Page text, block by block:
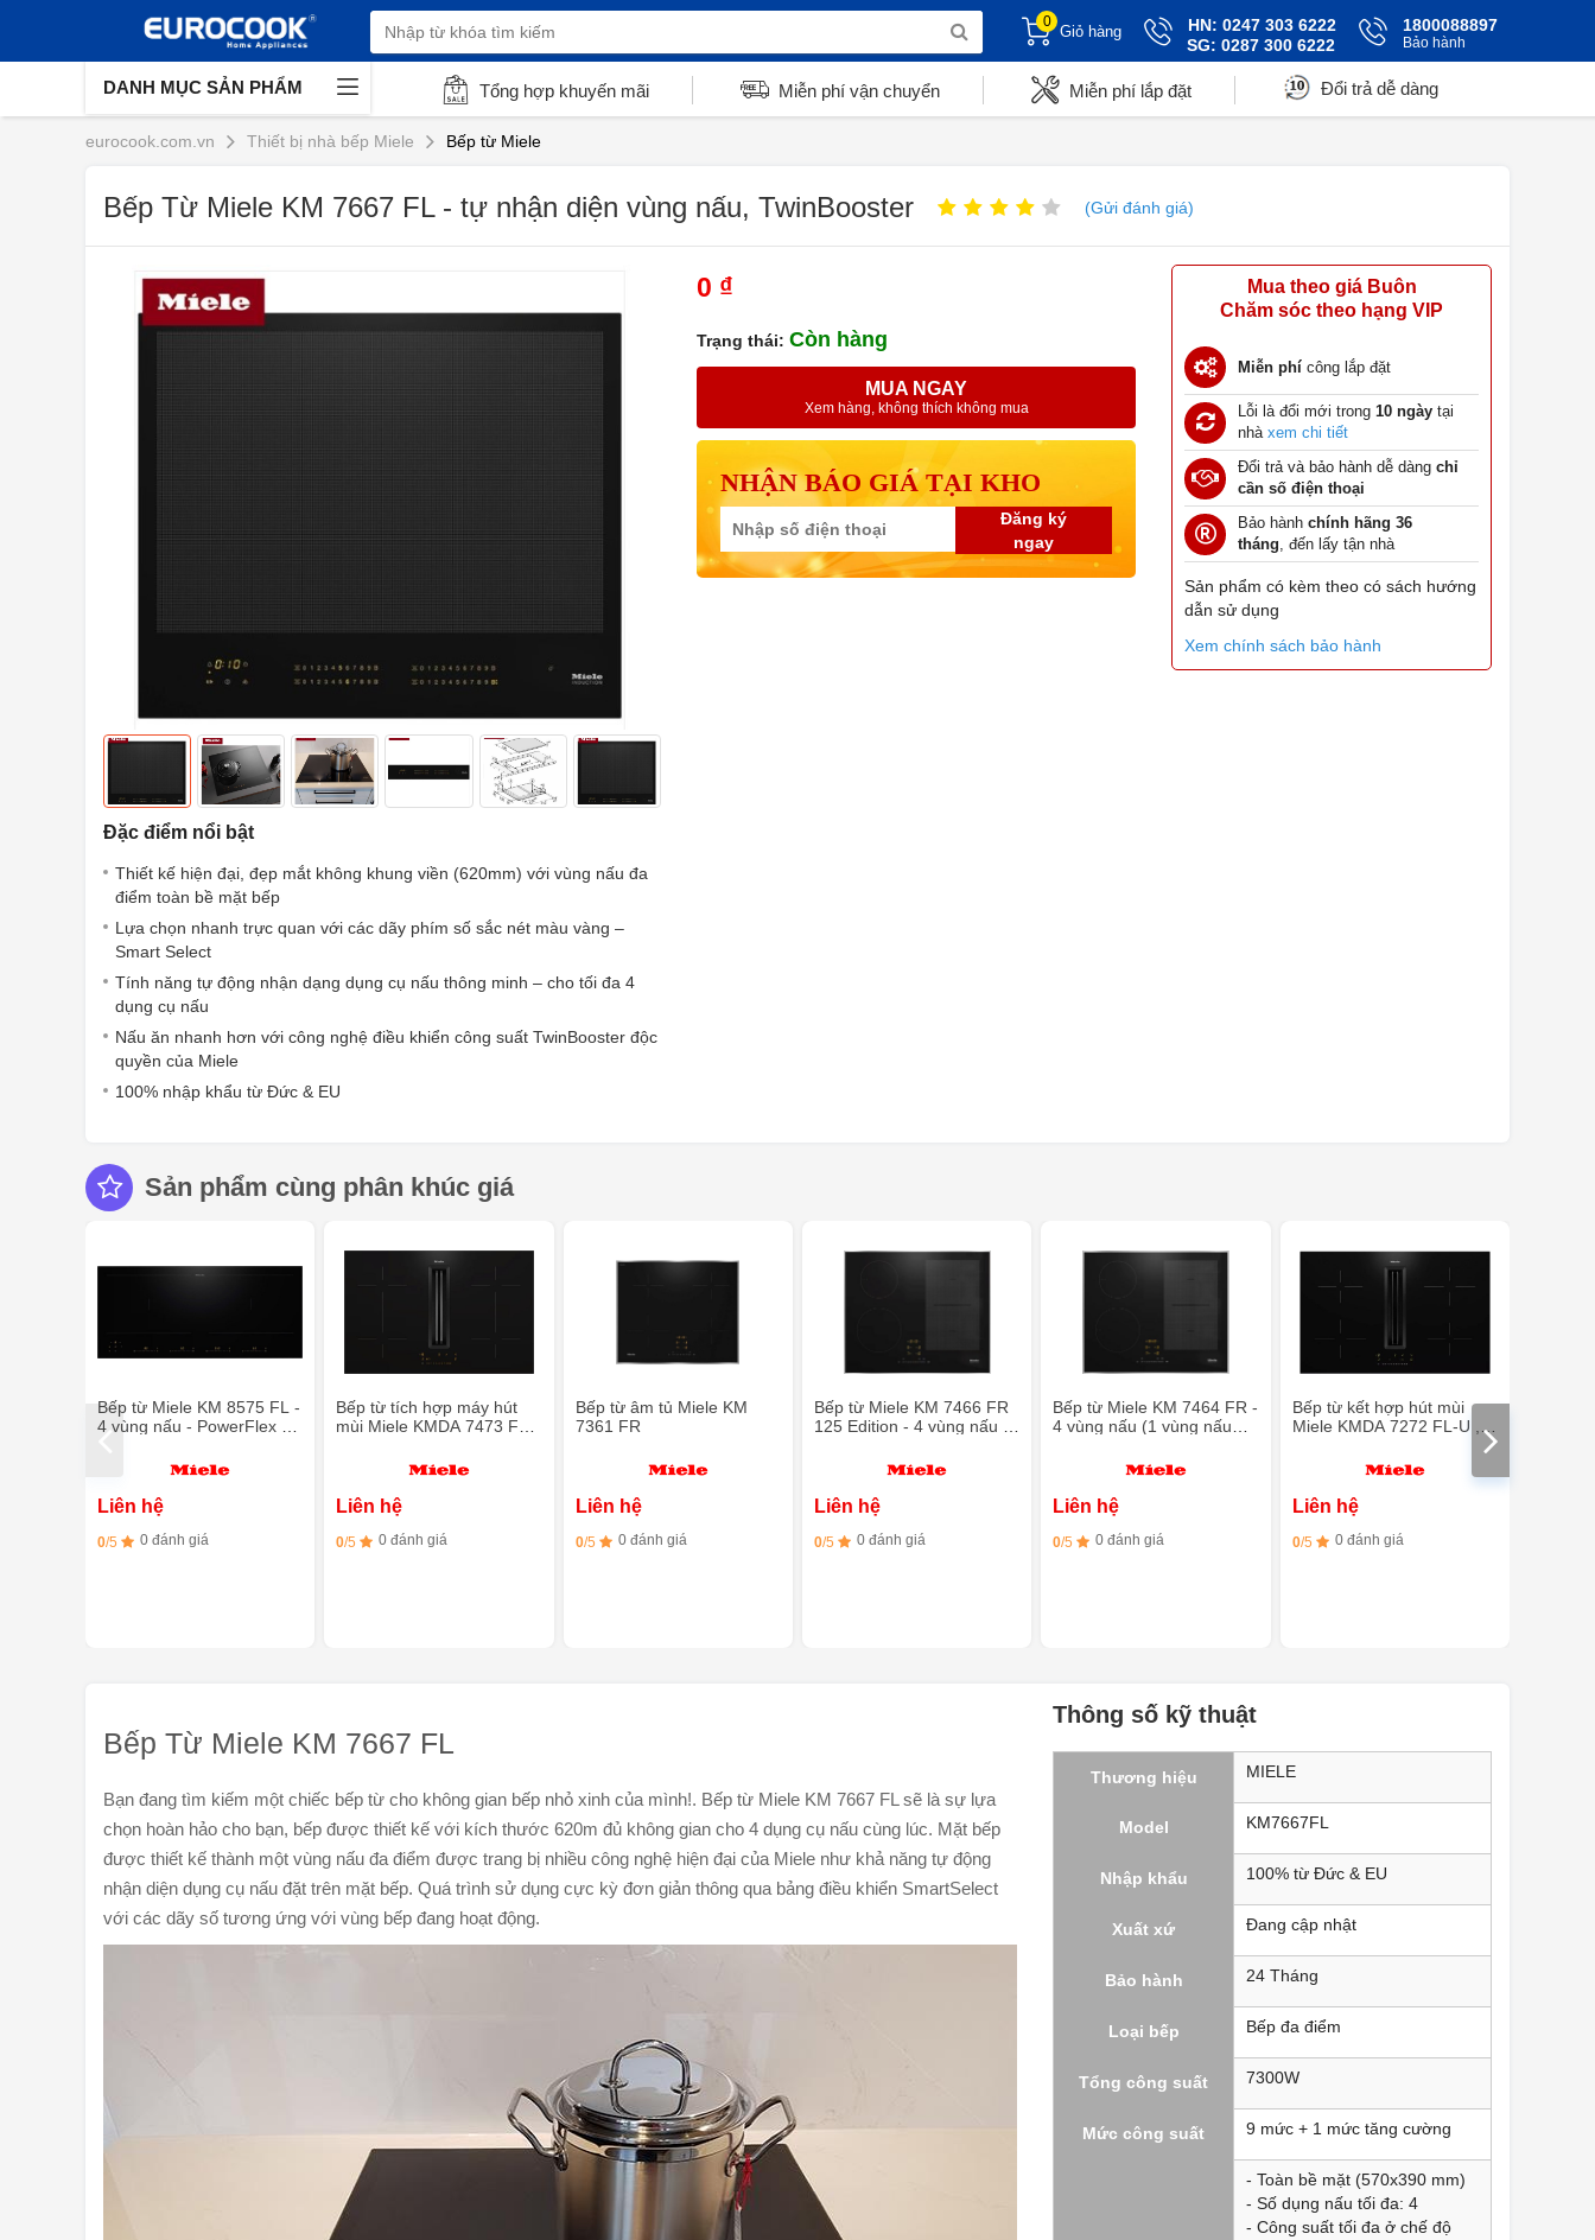
0
Giỏ hàng
HN: 0247 303 6222
SG: 0287 300 6222
1800088897
Bảo hành
DANH MỤC SẢN PHẨM Tổng hợp khuyến mãi Miễn phí vận chuyển Miễn phí lắp đặt Đổi trả dễ dàng
eurocook.com.vn Thiết bị nhà bếp Miele Bếp từ Miele
Bếp Từ Miele KM 7667 FL - tự nhận diện vùng nấu, TwinBooster (Gửi đánh giá)
Đặc điểm nổi bật
Thiết kế hiện đại, đẹp mắt không khung viền (620mm) với vùng nấu đa
điểm toàn bề mặt bếp
Lựa chọn nhanh trực quan với các dãy phím số sắc nét màu vàng –
Smart Select
Tính năng tự động nhận dạng dụng cụ nấu thông minh – cho tối đa 4
dụng cụ nấu
Nấu ăn nhanh hơn với công nghệ điều khiển công suất TwinBooster độc
quyền của Miele
100% nhập khẩu từ Đức & EU
0 ₫
Trạng thái: Còn hàng
MUA NGAY
Xem hàng, không thích không mua
NHẬN BÁO GIÁ TẠI KHO
Đăng ký
ngay
Mua theo giá Buôn
Chăm sóc theo hạng VIP
Miễn phí công lắp đặt
Lỗi là đổi mới trong 10 ngày tại
nhà xem chi tiết
Đổi trả và bảo hành dễ dàng chỉ
cần số điện thoại
Bảo hành chính hãng 36
tháng, đến lấy tận nhà
Sản phẩm có kèm theo có sách hướng
dẫn sử dụng
Xem chính sách bảo hành
Sản phẩm cùng phân khúc giá
Bếp từ Miele KM 8575 FL -
4 vùng nấu - PowerFlex -
Liên hệ
0/5 0 đánh giá
Bếp từ tích hợp máy hút
mùi Miele KMDA 7473 FL-
Liên hệ
0/5 0 đánh giá
Bếp từ âm tủ Miele KM
7361 FR
Liên hệ
0/5 0 đánh giá
Bếp từ Miele KM 7466 FR
125 Edition - 4 vùng nấu (1
Liên hệ
0/5 0 đánh giá
Bếp từ Miele KM 7464 FR -
4 vùng nấu (1 vùng nấu
Liên hệ
0/5 0 đánh giá
Bếp từ kết hợp hút mùi
Miele KMDA 7272 FL-U ,
Liên hệ
0/5 0 đánh giá
Bếp Từ Miele KM 7667 FL
Bạn đang tìm kiếm một chiếc bếp từ cho không gian bếp nhỏ xinh của mình!. Bếp từ Miele KM 7667 FL sẽ là sự lựa
chọn hoàn hảo cho bạn, bếp được thiết kế với kích thước 620m đủ không gian cho 4 dụng cụ nấu cùng lúc. Mặt bếp
được thiết kế thành một vùng nấu đa điểm được trang bị nhiều công nghệ hiện đại của Miele như khả năng tự động
nhận diện dụng cụ nấu đặt trên mặt bếp. Quá trình sử dụng cực kỳ đơn giản thông qua bảng điều khiển SmartSelect
với các dãy số tương ứng với vùng bếp đang hoạt động.
Thông số kỹ thuật
Thương hiệu MIELE
Model KM7667FL
Nhập khẩu 100% từ Đức & EU
Xuất xứ Đang cập nhật
Bảo hành 24 Tháng
Loại bếp Bếp đa điểm
Tổng công suất 7300W
Mức công suất 9 mức + 1 mức tăng cường
- Toàn bề mặt (570x390 mm)
- Số dụng nấu tối đa: 4
- Công suất tối đa ở chế độ